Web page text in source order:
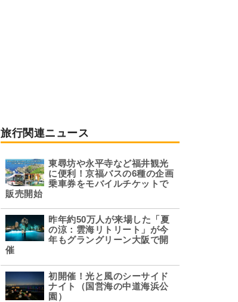
旅行関連ニュース
東尋坊や永平寺など福井観光
に便利！京福バスの6種の企画
乗車券をモバイルチケットで
販売開始
昨年約50万人が来場した「夏
の涼：雲海リトリート」が今
年もグラングリーン大阪で開
催
初開催！光と風のシーサイド
ナイト（国営海の中道海浜公
園）